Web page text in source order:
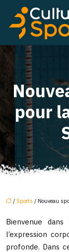
pour
/ Sports / Nouveau
Bienvenue
l’expression
profonde. Dans